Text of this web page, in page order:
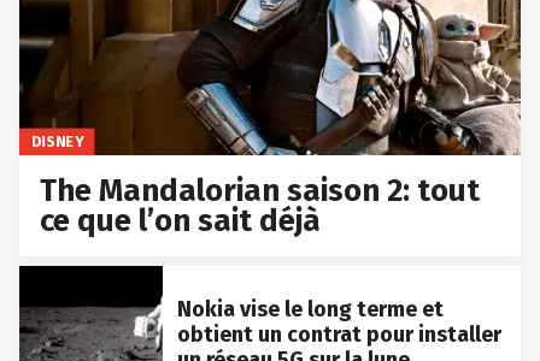
DISNEY
The Mandalorian saison 2: tout
ce que l’on sait déjà
Nokia vise le long terme et
obtient un contrat pour installer